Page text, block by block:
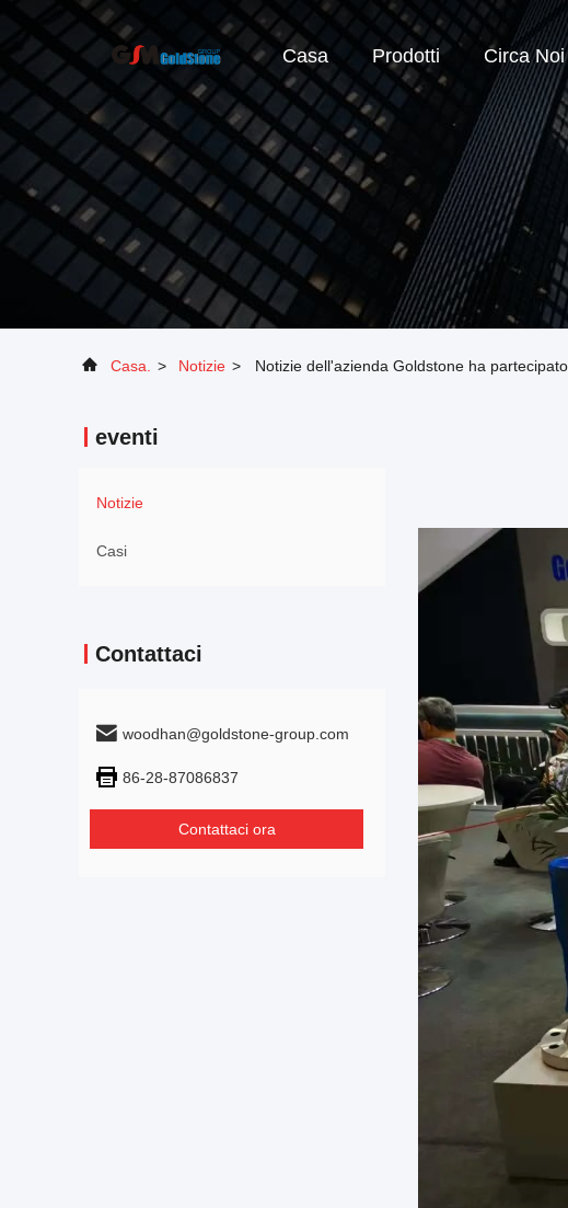
Casa Prodotti Circa Noi
Casa. > Notizie > Notizie dell'azienda Goldstone ha
eventi
Notizie
Casi
Contattaci
woodhan@goldstone-group.com
86-28-87086837
Contattaci ora